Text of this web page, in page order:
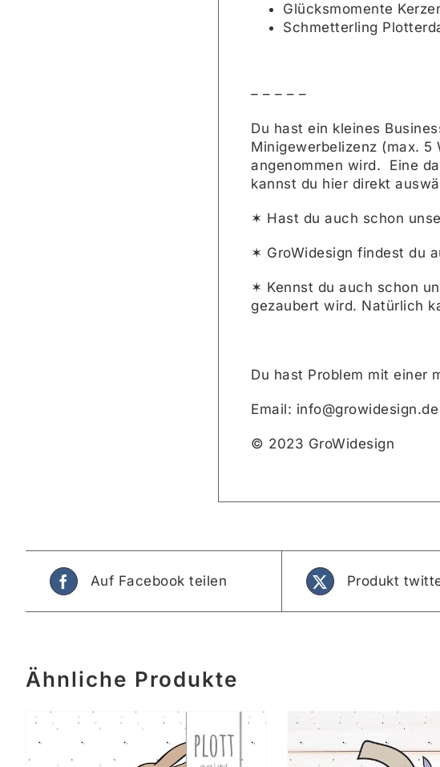
Glücksmomente
Schmetterling
– – – – –
Du hast ein kleines
Minigewerbelizenz (max.
angenommen wird. Eine
kannst du hier direkt
✶ Hast du auch schon
✶ GroWidesign findest du
✶ Kennst du auch schon
gezaubert wird. Natürlich
Du hast Problem mit einer
Email: info@growidesign.de
© 2023 GroWidesign
Auf Facebook teilen Produkt
Ähnliche Produkte